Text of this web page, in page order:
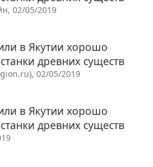
02/05/2019
в Якутии хорошо
древних существ
02/05/2019
в Якутии хорошо
древних существ